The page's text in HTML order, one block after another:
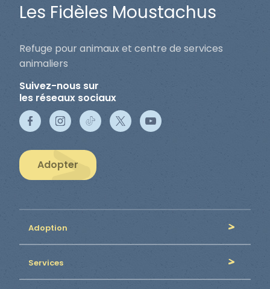
Les Fidèles Moustachus
Refuge pour animaux et centre de services
animaliers
Suivez-nous sur
les réseaux sociaux
Adopter
Adoption
Services